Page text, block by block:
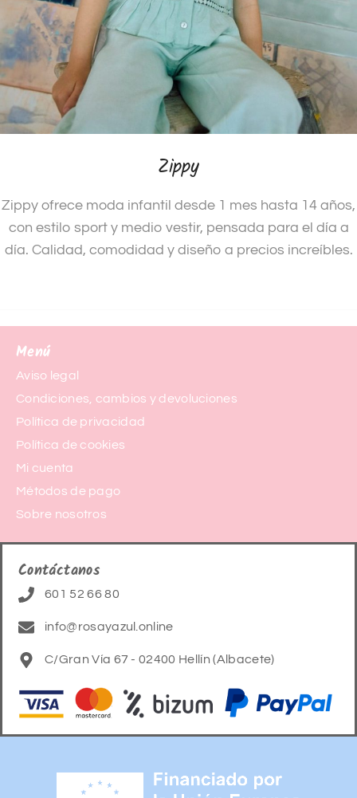
Zippy
Zippy ofrece moda infantil desde 1 mes hasta 14 años,
con estilo sport y medio vestir, pensada para el día a
día. Calidad, comodidad y diseño a precios increíbles.
Menú
Aviso legal
Condiciones, cambios y devoluciones
Política de privacidad
Política de cookies
Mi cuenta
Métodos de pago
Sobre nosotros
Contáctanos
601 52 66 80
info@rosayazul.online
C/Gran Vía 67 - 02400 Hellín (Albacete)